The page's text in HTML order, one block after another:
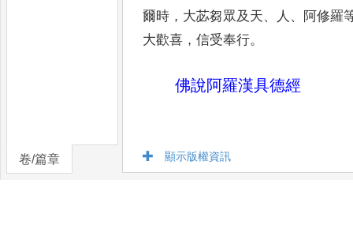
卷/篇章
爾時 ， 大苾芻眾及天、 人 、
阿修羅
大歡喜 ，信受奉行。
佛說阿羅漢具德經
顯示版權資訊